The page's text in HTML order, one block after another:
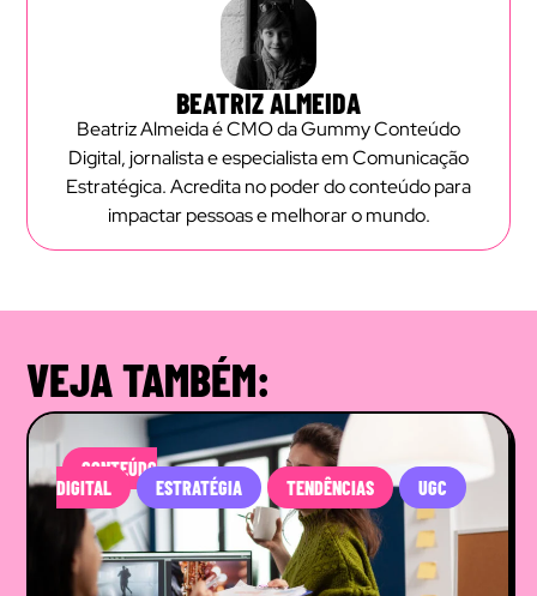
BEATRIZ ALMEIDA
Beatriz Almeida é CMO da Gummy Conteúdo
Digital, jornalista e especialista em Comunicação
Estratégica. Acredita no poder do conteúdo para
impactar pessoas e melhorar o mundo.
VEJA TAMBÉM:
CONTEÚDO
DIGITAL
ESTRATÉGIA TENDÊNCIAS UGC